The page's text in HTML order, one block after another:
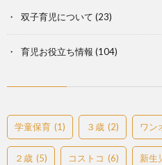
双子育児について (23)
育児お役立ち情報 (104)
学童保育 (1) ３歳 (2) ワン
２歳 (5) コストコ (6) 新生